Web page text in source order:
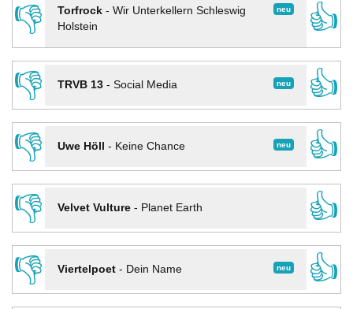
👎
neu
Torfrock- Wir Unterkellern Schleswig
Holstein
👍
👎
neu
TRVB 13- Social Media
👍
👎
neu
Uwe Höll - Keine Chance
👍
👎
Velvet Vulture- Planet Earth
👍
👎
neu
Viertelpoet- Dein Name
👍